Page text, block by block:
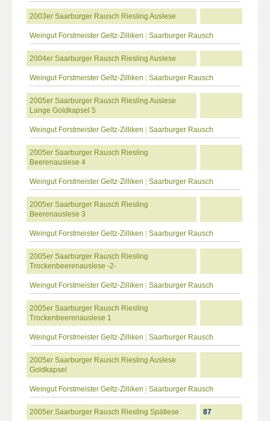
2003er Saarburger Rausch Riesling Auslese
Weingut Forstmeister Geltz-Zilliken Saarburger Rausch
2004er Saarburger Rausch Riesling Auslese
Weingut Forstmeister Geltz-Zilliken Saarburger Rausch
2005er Saarburger Rausch Riesling Auslese
Lange Goldkapsel 5
Weingut Forstmeister Geltz-Zilliken Saarburger Rausch
2005er Saarburger Rausch Riesling
Beerenauslese 4
Weingut Forstmeister Geltz-Zilliken Saarburger Rausch
2005er Saarburger Rausch Riesling
Beerenauslese 3
Weingut Forstmeister Geltz-Zilliken Saarburger Rausch
2005er Saarburger Rausch Riesling
Trockenbeerenauslese -2-
Weingut Forstmeister Geltz-Zilliken Saarburger Rausch
2005er Saarburger Rausch Riesling
Trockenbeerenauslese 1
Weingut Forstmeister Geltz-Zilliken Saarburger Rausch
2005er Saarburger Rausch Riesling Auslese
Goldkapsel
Weingut Forstmeister Geltz-Zilliken Saarburger Rausch
2005er Saarburger Rausch Riesling Spätlese 87